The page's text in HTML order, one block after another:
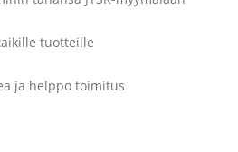
tuotteille
ja helppo toimitus